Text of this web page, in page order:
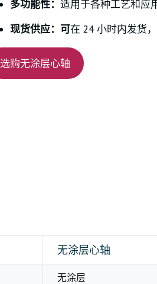
多功能性： 适用于各种工艺和应用
现货供应：可在 24 小时内发货
选购无涂层心轴
无涂层心轴
无涂层